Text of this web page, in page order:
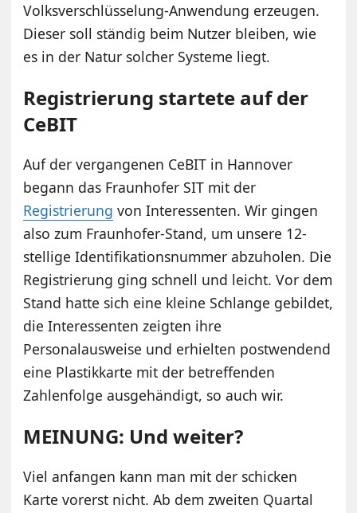
Volksverschlüsselung-Anwendung erzeugen.
Dieser soll ständig beim Nutzer bleiben, wie
es in der Natur solcher Systeme liegt.
Registrierung startete auf der
CeBIT
Auf der vergangenen CeBIT in Hannover
begann das Fraunhofer SIT mit der
Registrierung von Interessenten. Wir gingen
also zum Fraunhofer-Stand, um unsere 12-
stellige Identifikationsnummer abzuholen. Die
Registrierung ging schnell und leicht. Vor dem
Stand hatte sich eine kleine Schlange gebildet,
die Interessenten zeigten ihre
Personalausweise und erhielten postwendend
eine Plastikkarte mit der betreffenden
Zahlenfolge ausgehändigt, so auch wir.
MEINUNG: Und weiter?
Viel anfangen kann man mit der schicken
Karte vorerst nicht. Ab dem zweiten Quartal